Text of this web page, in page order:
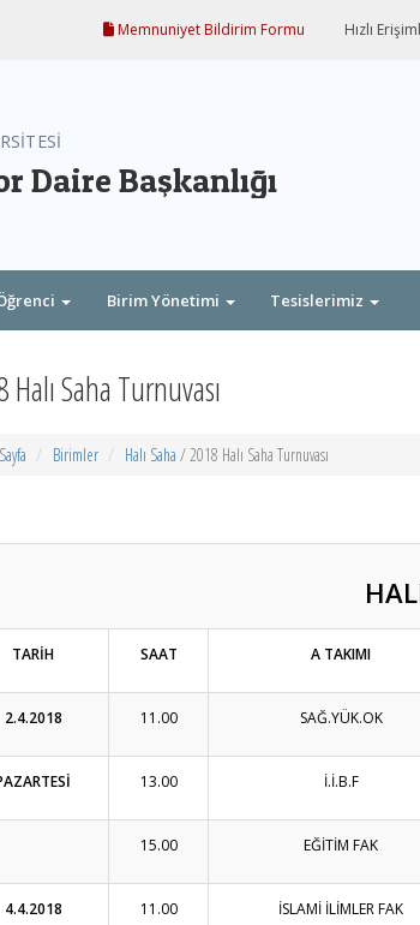
Memnuniyet Bildirim Formu Hızlı
Daire Başkanlığı
Birim Yönetimi Tesislerimiz
Halı Saha Turnuvası
Birimler Halı Saha / 2018 Halı Saha Turnuvası
TARİH SAAT A TAKIMI
2.4.2018 11.00 SAĞ.YÜK.OK
13.00 İ.İ.B.F
15.00 EĞİTİM FAK
4.4.2018 11.00 İSLAMİ İLİMLER FAK